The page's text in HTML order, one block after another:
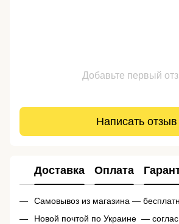
Добавьте первый
Написать отзыв
Доставка Оплата
Самовывоз из магазина —
Новой почтой по Украине —